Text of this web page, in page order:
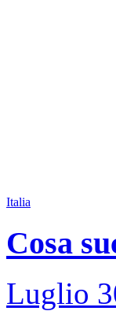
Italia
Cosa
Luglio